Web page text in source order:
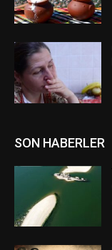
SON HABERLER